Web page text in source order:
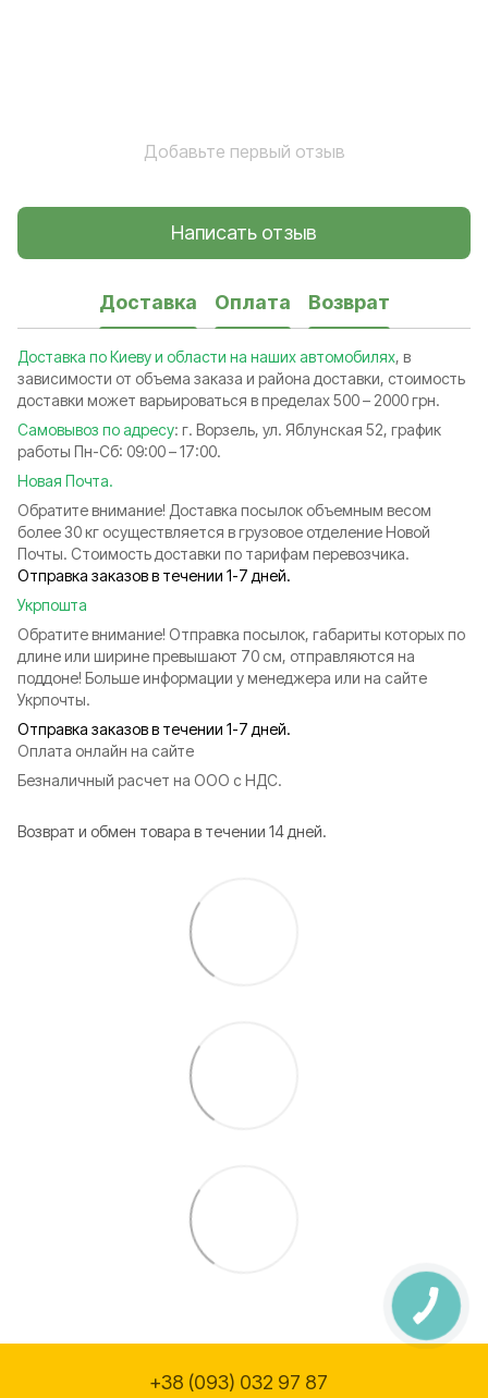
Добавьте первый отзыв
Написать отзыв
Доставка Оплата Возврат
Доставка по Киеву и области на наших автомобилях, в
зависимости от объема заказа и района доставки, стоимость
доставки может варьироваться в пределах 500 – 2000 грн.
Самовывоз по адресу: г. Ворзель, ул. Яблунская 52, график
работы Пн-Сб: 09:00 – 17:00.
Новая Почта.
Обратите внимание! Доставка посылок объемным весом
более 30 кг осуществляется в грузовое отделение Новой
Почты. Стоимость доставки по тарифам перевозчика.
Отправка заказов в течении 1-7 дней.
Укрпошта
Обратите внимание! Отправка посылок, габариты которых по
длине или ширине превышают 70 см, отправляются на
поддоне! Больше информации у менеджера или на сайте
Укрпочты.
Отправка заказов в течении 1-7 дней.
Оплата онлайн на сайте
Безналичный расчет на ООО с НДС.
Возврат и обмен товара в течении 14 дней.
+38 (093) 032 97 87